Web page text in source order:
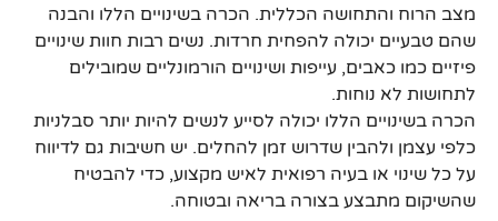
מצב הרוח והתחושה הכללית. הכרה בשינויים הללו והבנה
שהם טבעיים יכולה להפחית חרדות. נשים רבות חוות שינויים
פיזיים כמו כאבים, עייפות ושינויים הורמונליים שמובילים
לתחושות לא נוחות.
הכרה בשינויים הללו יכולה לסייע לנשים להיות יותר סבלניות
כלפי עצמן ולהבין שדרוש זמן להחלים. יש חשיבות גם לדיווח
על כל שינוי או בעיה רפואית לאיש מקצוע, כדי להבטיח
שהשיקום מתבצע בצורה בריאה ובטוחה.